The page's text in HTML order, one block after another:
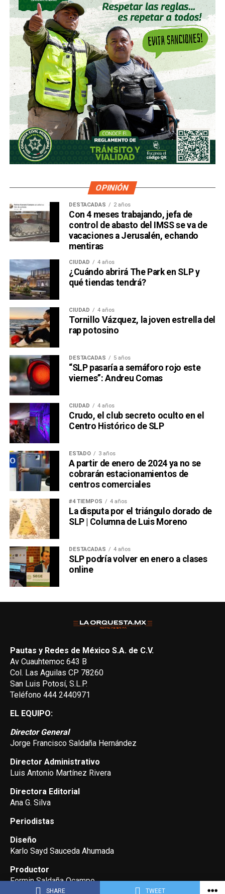
SHARE TWEET
OPINIÓN
DESTACADAS 2 años
Con 4 meses trabajando, jefa de
control de abasto del IMSS se va de
vacaciones a Jerusalén, echando
mentiras
CIUDAD 4 años
¿Cuándo abrirá The Park en SLP y
qué tiendas tendrá?
CIUDAD 4 años
Tornillo Vázquez, la joven estrella del
rap potosino
DESTACADAS 5 años
“SLP pasaría a semáforo rojo este
viernes”: Andreu Comas
CIUDAD 4 años
Crudo, el club secreto oculto en el
Centro Histórico de SLP
ESTADO 3 años
A partir de enero de 2024 ya no se
cobrarán estacionamientos de
centros comerciales
#4 TIEMPOS 4 años
La disputa por el triángulo dorado de
SLP | Columna de Luis Moreno
DESTACADAS 4 años
SLP podría volver en enero a clases
online
Pautas y Redes de México S.A. de C.V.
Av Cuauhtemoc 643 B
Col. Las Aguilas CP 78260
San Luis Potosí, S.L.P.
Teléfono 444 2440971
EL EQUIPO:
Director General
Jorge Francisco Saldaña Hernández
Director Administrativo
Luis Antonio Martínez Rivera
Directora Editorial
Ana G. Silva
Periodistas
Diseño
Karlo Sayd Sauceda Ahumada
Productor
Fermin Saldaña Ocampo